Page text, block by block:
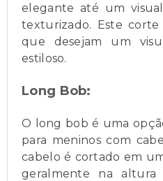
elegante até um
texturizado. Este
que desejam um
estiloso.
Long Bob:
O long bob é uma
para meninos com
cabelo é cortado em
geralmente na